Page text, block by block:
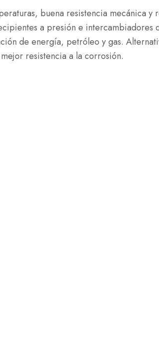
buena resistencia mecánica y
a presión e intercambiadores
de energía, petróleo y gas.
resistencia a la corrosión.